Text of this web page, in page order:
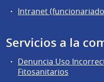
Intranet
Servicios a la
Denuncia Uso
Fitosanitarios